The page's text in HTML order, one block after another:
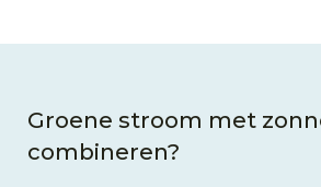
Groene stroom met
combineren?